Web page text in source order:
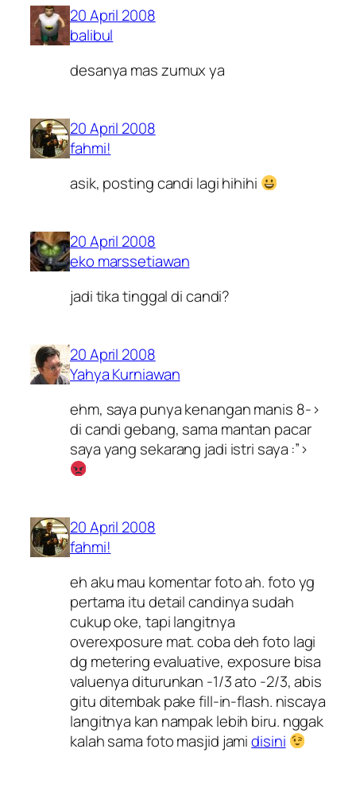
20 April 2008
balibul
desanya mas zumux ya
20 April 2008
fahmi!
asik, posting candi lagi hihihi
20 April 2008
eko marssetiawan
jadi tika tinggal di candi?
20 April 2008
Yahya Kurniawan
ehm, saya punya kenangan manis 8->
di candi gebang, sama mantan pacar
saya yang sekarang jadi istri saya :”>
20 April 2008
fahmi!
eh aku mau komentar foto ah. foto yg
pertama itu detail candinya sudah
cukup oke, tapi langitnya
overexposure mat. coba deh foto lagi
dg metering evaluative, exposure bisa
valuenya diturunkan -1/3 ato -2/3, abis
gitu ditembak pake fill-in-flash. niscaya
langitnya kan nampak lebih biru. nggak
kalah sama foto masjid jamidisini